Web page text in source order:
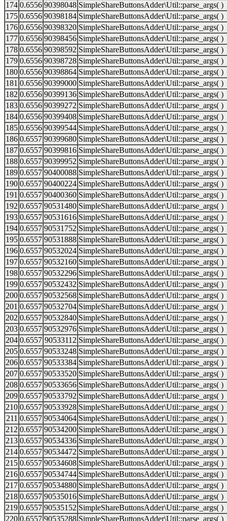
174 0.6556 90398048 SimpleShareButtonsAdder\Util::parse_args( )
175 0.6556 90398184 SimpleShareButtonsAdder\Util::parse_args( )
176 0.6556 90398320 SimpleShareButtonsAdder\Util::parse_args( )
177 0.6556 90398456 SimpleShareButtonsAdder\Util::parse_args( )
178 0.6556 90398592 SimpleShareButtonsAdder\Util::parse_args( )
179 0.6556 90398728 SimpleShareButtonsAdder\Util::parse_args( )
180 0.6556 90398864 SimpleShareButtonsAdder\Util::parse_args( )
181 0.6556 90399000 SimpleShareButtonsAdder\Util::parse_args( )
182 0.6556 90399136 SimpleShareButtonsAdder\Util::parse_args( )
183 0.6556 90399272 SimpleShareButtonsAdder\Util::parse_args( )
184 0.6556 90399408 SimpleShareButtonsAdder\Util::parse_args( )
185 0.6556 90399544 SimpleShareButtonsAdder\Util::parse_args( )
186 0.6557 90399680 SimpleShareButtonsAdder\Util::parse_args( )
187 0.6557 90399816 SimpleShareButtonsAdder\Util::parse_args( )
188 0.6557 90399952 SimpleShareButtonsAdder\Util::parse_args( )
189 0.6557 90400088 SimpleShareButtonsAdder\Util::parse_args( )
190 0.6557 90400224 SimpleShareButtonsAdder\Util::parse_args( )
191 0.6557 90400360 SimpleShareButtonsAdder\Util::parse_args( )
192 0.6557 90531480 SimpleShareButtonsAdder\Util::parse_args( )
193 0.6557 90531616 SimpleShareButtonsAdder\Util::parse_args( )
194 0.6557 90531752 SimpleShareButtonsAdder\Util::parse_args( )
195 0.6557 90531888 SimpleShareButtonsAdder\Util::parse_args( )
196 0.6557 90532024 SimpleShareButtonsAdder\Util::parse_args( )
197 0.6557 90532160 SimpleShareButtonsAdder\Util::parse_args( )
198 0.6557 90532296 SimpleShareButtonsAdder\Util::parse_args( )
199 0.6557 90532432 SimpleShareButtonsAdder\Util::parse_args( )
200 0.6557 90532568 SimpleShareButtonsAdder\Util::parse_args( )
201 0.6557 90532704 SimpleShareButtonsAdder\Util::parse_args( )
202 0.6557 90532840 SimpleShareButtonsAdder\Util::parse_args( )
203 0.6557 90532976 SimpleShareButtonsAdder\Util::parse_args( )
204 0.6557 90533112 SimpleShareButtonsAdder\Util::parse_args( )
205 0.6557 90533248 SimpleShareButtonsAdder\Util::parse_args( )
206 0.6557 90533384 SimpleShareButtonsAdder\Util::parse_args( )
207 0.6557 90533520 SimpleShareButtonsAdder\Util::parse_args( )
208 0.6557 90533656 SimpleShareButtonsAdder\Util::parse_args( )
209 0.6557 90533792 SimpleShareButtonsAdder\Util::parse_args( )
210 0.6557 90533928 SimpleShareButtonsAdder\Util::parse_args( )
211 0.6557 90534064 SimpleShareButtonsAdder\Util::parse_args( )
212 0.6557 90534200 SimpleShareButtonsAdder\Util::parse_args( )
213 0.6557 90534336 SimpleShareButtonsAdder\Util::parse_args( )
214 0.6557 90534472 SimpleShareButtonsAdder\Util::parse_args( )
215 0.6557 90534608 SimpleShareButtonsAdder\Util::parse_args( )
216 0.6557 90534744 SimpleShareButtonsAdder\Util::parse_args( )
217 0.6557 90534880 SimpleShareButtonsAdder\Util::parse_args( )
218 0.6557 90535016 SimpleShareButtonsAdder\Util::parse_args( )
219 0.6557 90535152 SimpleShareButtonsAdder\Util::parse_args( )
220 0.6557 90535288 SimpleShareButtonsAdder\Util::parse_args( )